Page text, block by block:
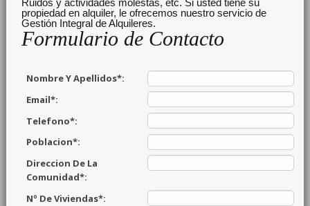
propiedad en alquiler, le ofrecemos nuestro servicio de
Gestión Integral de Alquileres.
Formulario de Contacto